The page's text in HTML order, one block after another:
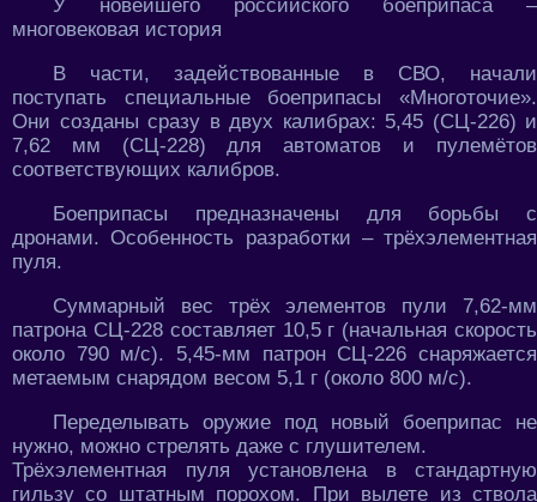
У новейшего российского боеприпаса –
многовековая история
В части, задействованные в СВО, начали
поступать специальные боеприпасы «Многоточие».
Они созданы сразу в двух калибрах: 5,45 (СЦ-226) и
7,62 мм (СЦ-228) для автоматов и пулемётов
соответствующих калибров.
Боеприпасы предназначены для борьбы с
дронами. Особенность разработки – трёхэлементная
пуля.
Суммарный вес трёх элементов пули 7,62-мм
патрона СЦ-228 составляет 10,5 г (начальная скорость
около 790 м/с). 5,45-мм патрон СЦ-226 снаряжается
метаемым снарядом весом 5,1 г (около 800 м/с).
Переделывать оружие под новый боеприпас не
нужно, можно стрелять даже с глушителем.
Трёхэлементная пуля установлена в стандартную
гильзу со штатным порохом. При вылете из ствола